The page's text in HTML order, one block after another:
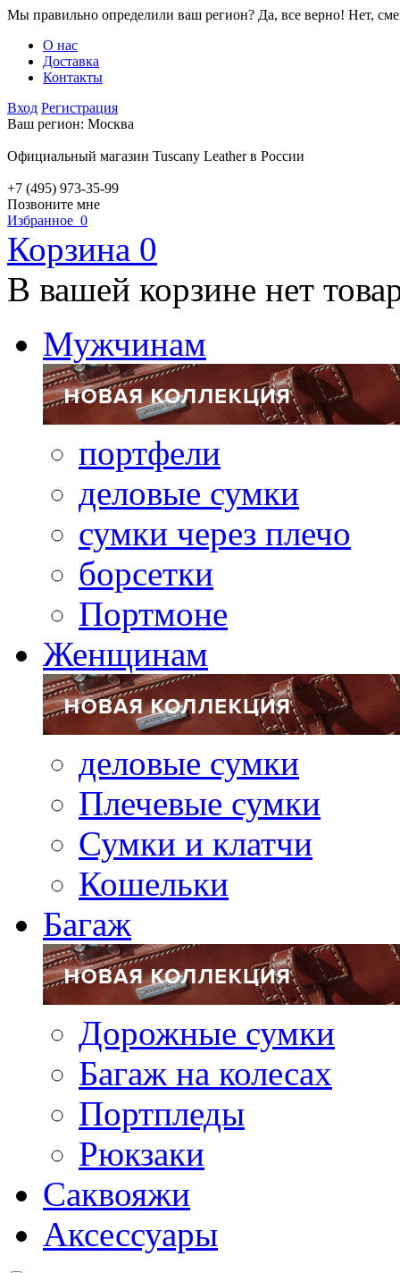
Мы правильно определили ваш регион? Да, все верно! Нет,
О нас
Доставка
Контакты
Вход Регистрация
Ваш регион: Москва
Официальный магазин Tuscany Leather в России
+7 (495) 973-35-99
Позвоните мне
Избранное 0
Корзина 0
В вашей корзине нет
Мужчинам
портфели
деловые сумки
сумки через плечо
борсетки
Портмоне
Женщинам
деловые сумки
Плечевые сумки
Сумки и клатчи
Кошельки
Багаж
Дорожные сумки
Багаж на колесах
Портпледы
Рюкзаки
Саквояжи
Аксессуары